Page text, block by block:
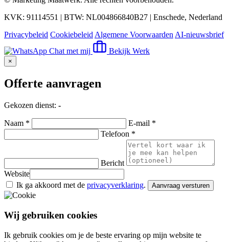
KVK: 91114551 | BTW: NL004866840B27 | Enschede, Nederland
Privacybeleid CookiebeleidAlgemene VoorwaardenAI-nieuwsbrief
Chat met mij
Bekijk Werk
×
Offerte aanvragen
Gekozen dienst: -
Naam *
E-mail *
Telefoon *
Bericht
Website
Ik ga akkoord met de privacyverklaring. Aanvraag versturen
Wij gebruiken cookies
Ik gebruik cookies om je de beste ervaring op mijn website te